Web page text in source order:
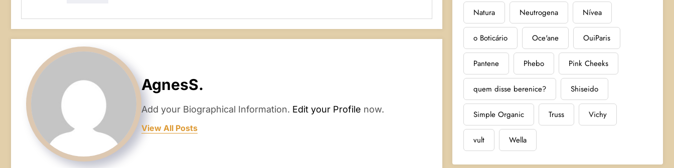
AgnesS.
Add your Biographical Information. Edit your Profile now.
View All Posts
Natura Neutrogena Nívea
o Boticário Oce'ane OuiParis
Pantene Phebo Pink Cheeks
quem disse berenice? Shiseido
Simple Organic Truss Vichy
vult Wella